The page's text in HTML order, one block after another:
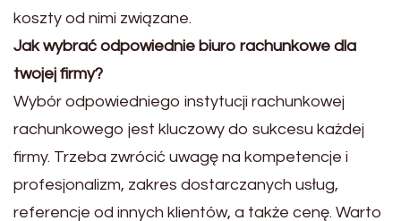
koszty od nimi związane.
Jak wybrać odpowiednie biuro rachunkowe dla
twojej firmy?
Wybór odpowiedniego instytucji rachunkowej
rachunkowego jest kluczowy do sukcesu każdej
firmy. Trzeba zwrócić uwagę na kompetencje i
profesjonalizm, zakres dostarczanych usług,
referencje od innych klientów, a także cenę. Warto